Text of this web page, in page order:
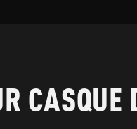
CASQUE